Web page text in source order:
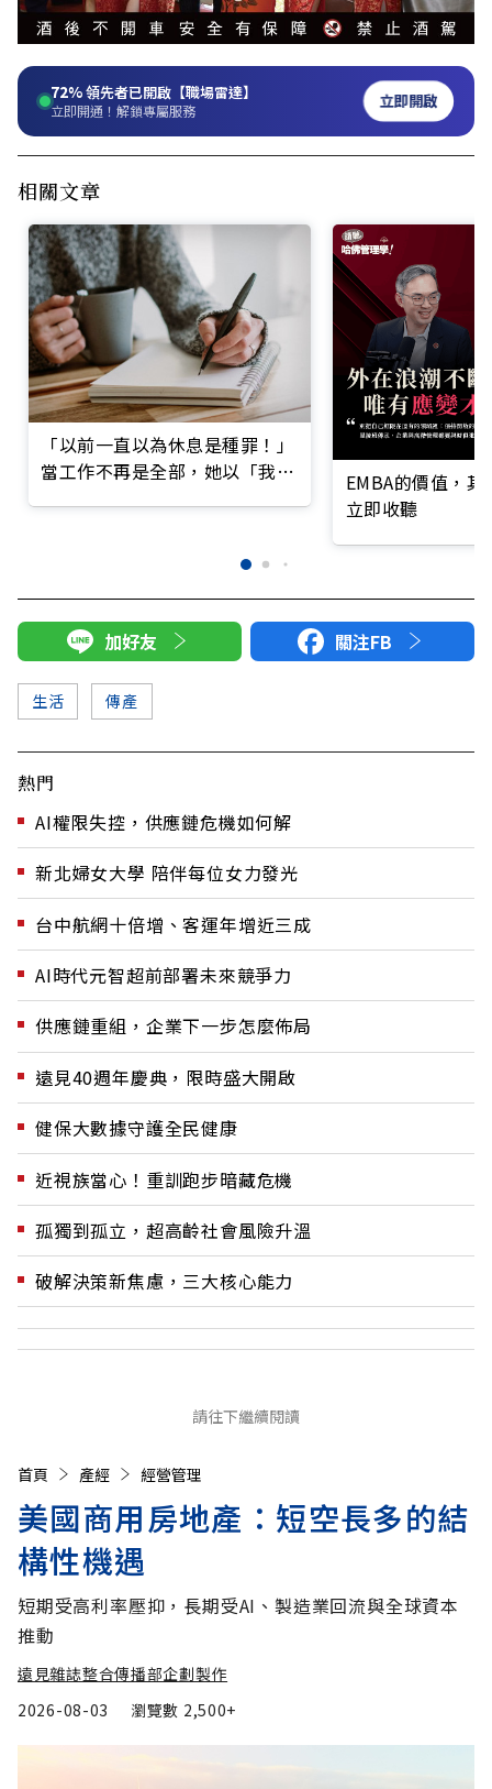
72%領先者已開啟【職場雷達】
立即開通！解鎖專屬服務 立即開啟
相關文章
「以前一直以為休息是種罪！」
當工作不再是全部，她以「我智
EMBA的價值，
立即收聽
加好友 關注FB
生活 傳產
熱門
AI權限失控，供應鏈危機如何解
新北婦女大學 陪伴每位女力發光
台中航網十倍增、客運年增近三成
AI時代元智超前部署未來競爭力
供應鏈重組，企業下一步怎麼佈局
遠見40週年慶典，限時盛大開啟
健保大數據守護全民健康
近視族當心！重訓跑步暗藏危機
孤獨到孤立，超高齡社會風險升溫
破解決策新焦慮，三大核心能力
請往下繼續閱讀
首頁 產經 經營管理
美國商用房地產：短空長多的結
構性機遇
短期受高利率壓抑，長期受AI、製造業回流與全球資本
推動
遠見雜誌整合傳播部企劃製作
2026-08-03
瀏覽數 2,500+